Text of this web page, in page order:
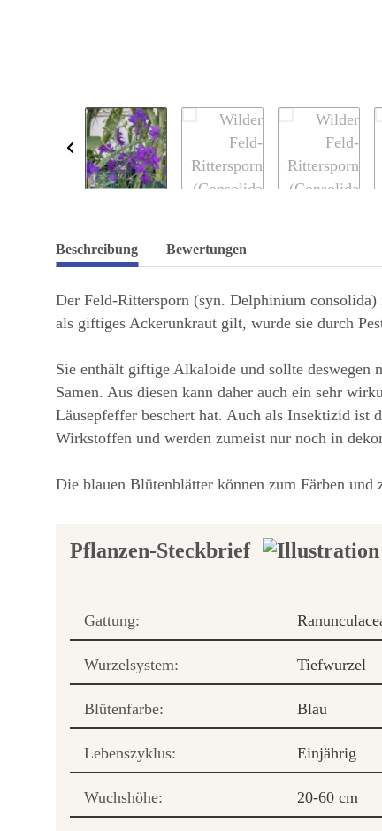
Beschreibung Bewertungen
Der Feld-Rittersporn (syn. Delphinium
als giftiges Ackerunkraut gilt, wurde sie durch
Sie enthält giftige Alkaloide und sollte deswegen
Samen. Aus diesen kann daher auch ein sehr
Läusepfeffer beschert hat. Auch als Insektizid ist
Wirkstoffen und werden zumeist nur noch in
Die blauen Blütenblätter können zum Färben
Pflanzen-Steckbrief
Gattung:
Wurzelsystem: Tiefwurzel
Blütenfarbe: Blau
Lebenszyklus: Einjährig
Wuchshöhe: 20-60 cm